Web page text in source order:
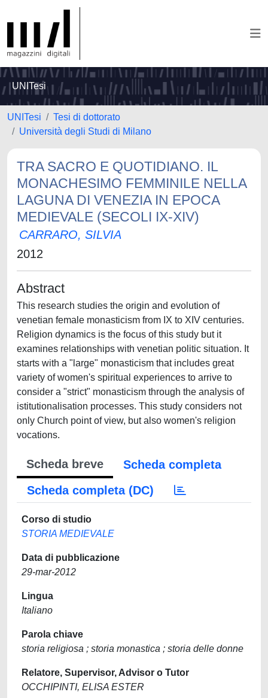
UNITesi
UNITesi
Tesi di dottorato
Università degli Studi di Milano
TRA SACRO E QUOTIDIANO. IL
MONACHESIMO FEMMINILE NELLA
LAGUNA DI VENEZIA IN EPOCA
MEDIEVALE (SECOLI IX-XIV)
CARRARO, SILVIA
2012
Abstract
This research studies the origin and evolution of
venetian female monasticism from IX to XIV centuries.
Religion dynamics is the focus of this study but it
examines relationships with venetian politic situation. It
starts with a "large" monasticism that includes great
variety of women's spiritual experiences to arrive to
consider a "strict" monasticism through the analysis of
istitutionalisation processes. This study considers not
only Church point of view, but also women's religion
vocations.
Scheda breve
Scheda completa
Scheda completa (DC)
Corso di studio
STORIA MEDIEVALE
Data di pubblicazione
29-mar-2012
Lingua
Italiano
Parola chiave
storia religiosa ; storia monastica ; storia delle donne
Relatore, Supervisor, Advisor o Tutor
OCCHIPINTI, ELISA ESTER